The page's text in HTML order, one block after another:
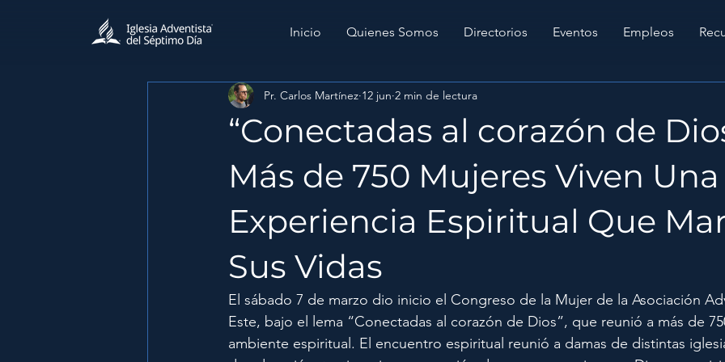
Inicio Quienes Somos Directorios Eventos Empleos
“Conectadas al corazón de
Más de 750 Mujeres Viven Una
Experiencia Espiritual Que
Sus Vidas
Pr. Carlos Martínez 12 jun 2 min de lectura
El sábado 7 de marzo dio inicio el Congreso de la Mujer de la Asociación
Este, bajo el lema “Conectadas al corazón de Dios”, que reunió a más de
ambiente espiritual. El encuentro espiritual reunió a damas de distintas